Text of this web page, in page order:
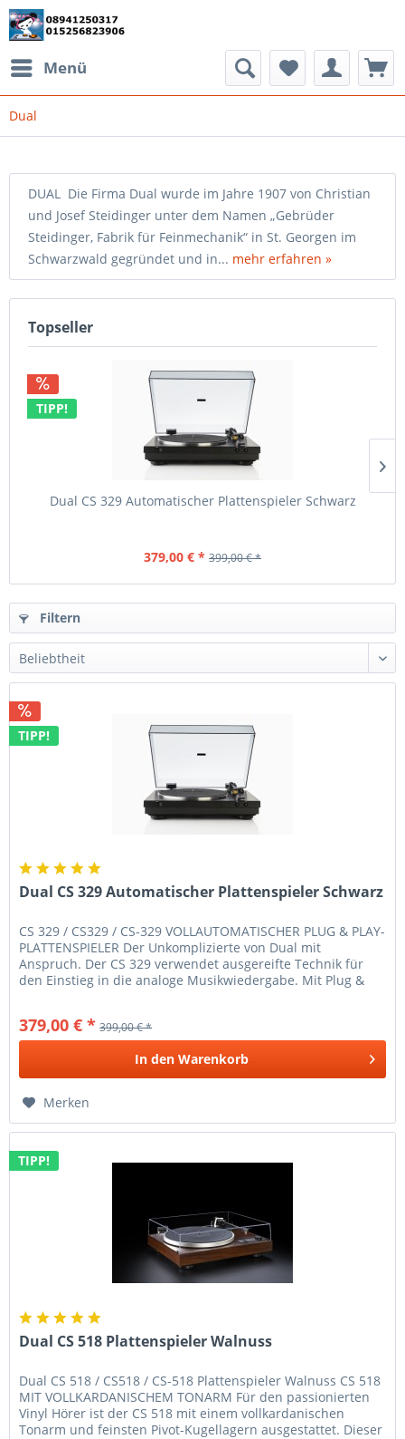
Menü
Dual
DUAL Die Firma Dual wurde im Jahre 1907 von Christian
und Josef Steidinger unter dem Namen „Gebrüder
Steidinger, Fabrik für Feinmechanik“ in St. Georgen im
Schwarzwald gegründet und in... mehr erfahren »
Topseller
TIPP!
Dual CS 329 Automatischer Plattenspieler Schwarz
379,00 € * 399,00 € *
Filtern
TIPP!
Dual CS 329 Automatischer Plattenspieler Schwarz
CS 329 / CS329 / CS-329 VOLLAUTOMATISCHER PLUG & PLAY-
PLATTENSPIELER Der Unkomplizierte von Dual mit
Anspruch. Der CS 329 verwendet ausgereifte Technik für
den Einstieg in die analoge Musikwiedergabe. Mit Plug &
379,00 € * 399,00 € *
In den Warenkorb
Merken
TIPP!
Dual CS 518 Plattenspieler Walnuss
Dual CS 518 / CS518 / CS-518 Plattenspieler Walnuss CS 518
MIT VOLLKARDANISCHEM TONARM Für den passionierten
Vinyl Hörer ist der CS 518 mit einem vollkardanischen
Tonarm und feinsten Pivot-Kugellagern ausgestattet. Dieser